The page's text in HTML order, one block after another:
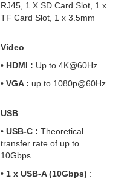
RJ45, 1 X SD Card Slot, 1 x
TF Card Slot, 1 x 3.5mm
Video
• HDMI : Up to 4K@60Hz
• VGA : up to 1080p@60Hz
USB
• USB-C : Theoretical
transfer rate of up to
10Gbps
• 1 x USB-A (10Gbps) :